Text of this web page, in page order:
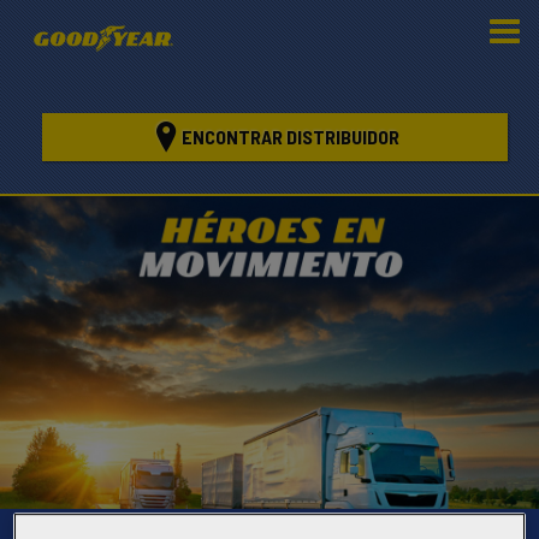
ENCONTRAR DISTRIBUIDOR